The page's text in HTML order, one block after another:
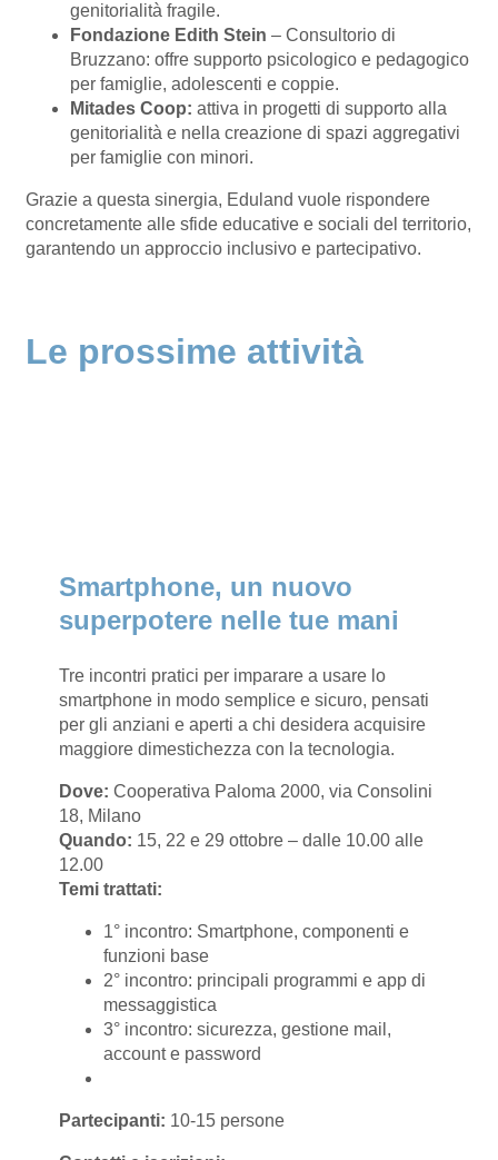
genitorialità fragile.
Fondazione Edith Stein – Consultorio di
Bruzzano: offre supporto psicologico e pedagogico
per famiglie, adolescenti e coppie.
Mitades Coop: attiva in progetti di supporto alla
genitorialità e nella creazione di spazi aggregativi
per famiglie con minori.
Grazie a questa sinergia, Eduland vuole rispondere
concretamente alle sfide educative e sociali del territorio,
garantendo un approccio inclusivo e partecipativo.
Le prossime attività
Smartphone, un nuovo
superpotere nelle tue mani
Tre incontri pratici per imparare a usare lo
smartphone in modo semplice e sicuro, pensati
per gli anziani e aperti a chi desidera acquisire
maggiore dimestichezza con la tecnologia.
Dove: Cooperativa Paloma 2000, via Consolini
18, Milano
Quando: 15, 22 e 29 ottobre – dalle 10.00 alle
12.00
Temi trattati:
1° incontro: Smartphone, componenti e
funzioni base
2° incontro: principali programmi e app di
messaggistica
3° incontro: sicurezza, gestione mail,
account e password
Partecipanti: 10-15 persone